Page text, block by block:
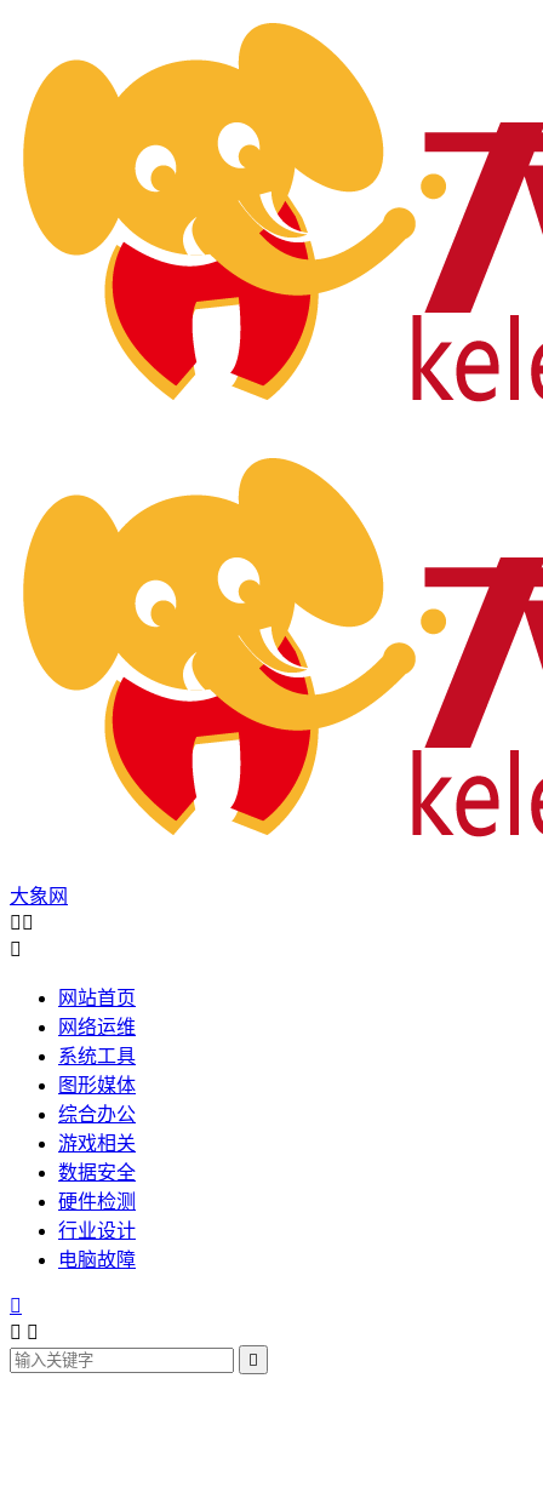
大象网
 

网站首页
网络运维
系统工具
图形媒体
综合办公
游戏相关
数据安全
硬件检测
行业设计
电脑故障

 
